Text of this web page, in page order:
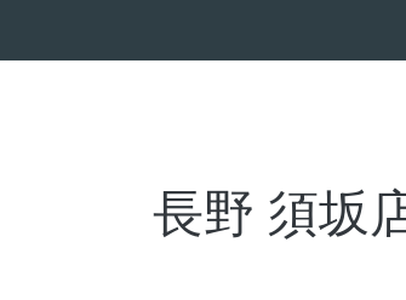
長野 須坂